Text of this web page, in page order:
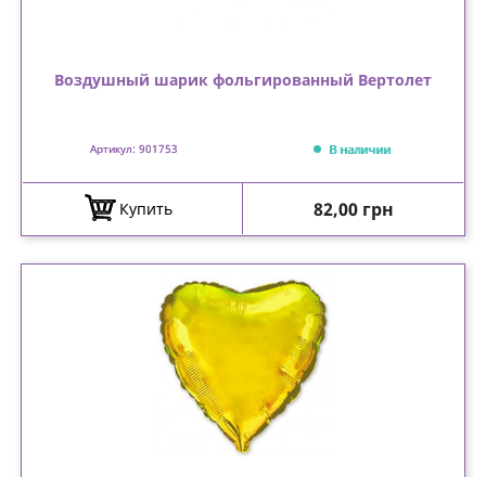
Воздушный шарик фольгированный Вертолет
Артикул: 901753 В наличии
Купить Цена
82,00 грн